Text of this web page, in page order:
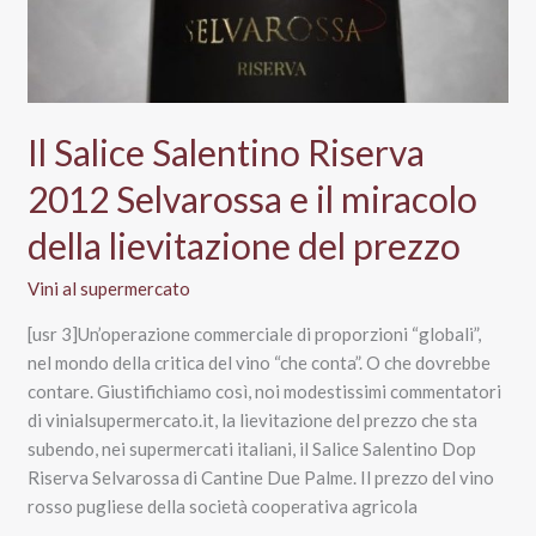
Il Salice Salentino Riserva
2012 Selvarossa e il miracolo
della lievitazione del prezzo
Vini al supermercato
[usr 3]Un’operazione commerciale di proporzioni “globali”,
nel mondo della critica del vino “che conta”. O che dovrebbe
contare. Giustifichiamo così, noi modestissimi commentatori
di vinialsupermercato.it, la lievitazione del prezzo che sta
subendo, nei supermercati italiani, il Salice Salentino Dop
Riserva Selvarossa di Cantine Due Palme. Il prezzo del vino
rosso pugliese della società cooperativa agricola